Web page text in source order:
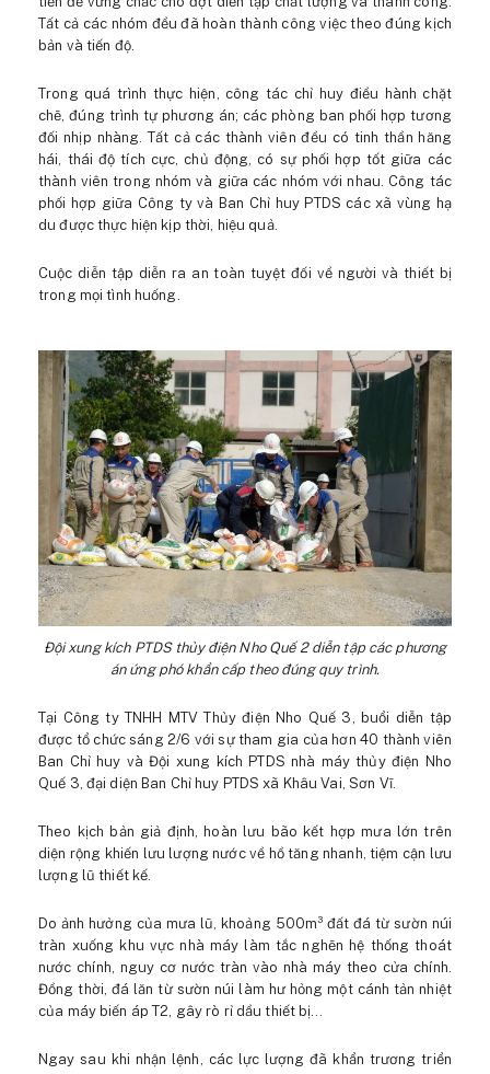
Tất cả các nhóm đều đã hoàn thành công việc theo đúng kịch
bản và tiến độ.
Trong quá trình thực hiện, công tác chỉ huy điều hành chặt
chẽ, đúng trình tự phương án; các phòng ban phối hợp tương
đối nhịp nhàng. Tất cả các thành viên đều có tinh thần hăng
hái, thái độ tích cực, chủ động, có sự phối hợp tốt giữa các
thành viên trong nhóm và giữa các nhóm với nhau. Công tác
phối hợp giữa Công ty và Ban Chỉ huy PTDS các xã vùng hạ
du được thực hiện kịp thời, hiệu quả.
Cuộc diễn tập diễn ra an toàn tuyệt đối về người và thiết bị
trong mọi tình huống.
Đội xung kích PTDS thủy điện Nho Quế 2 diễn tập các phương
án ứng phó khẩn cấp theo đúng quy trình.
Tại Công ty TNHH MTV Thủy điện Nho Quế 3, buổi diễn tập
được tổ chức sáng 2/6 với sự tham gia của hơn 40 thành viên
Ban Chỉ huy và Đội xung kích PTDS nhà máy thủy điện Nho
Quế 3, đại diện Ban Chỉ huy PTDS xã Khâu Vai, Sơn Vĩ.
Theo kịch bản giả định, hoàn lưu bão kết hợp mưa lớn trên
diện rộng khiến lưu lượng nước về hồ tăng nhanh, tiệm cận lưu
lượng lũ thiết kế.
Do ảnh hưởng của mưa lũ, khoảng 500m³ đất đá từ sườn núi
tràn xuống khu vực nhà máy làm tắc nghẽn hệ thống thoát
nước chính, nguy cơ nước tràn vào nhà máy theo cửa chính.
Đồng thời, đá lăn từ sườn núi làm hư hỏng một cánh tản nhiệt
của máy biến áp T2, gây rò rỉ dầu thiết bị…
Ngay sau khi nhận lệnh, các lực lượng đã khẩn trương triển